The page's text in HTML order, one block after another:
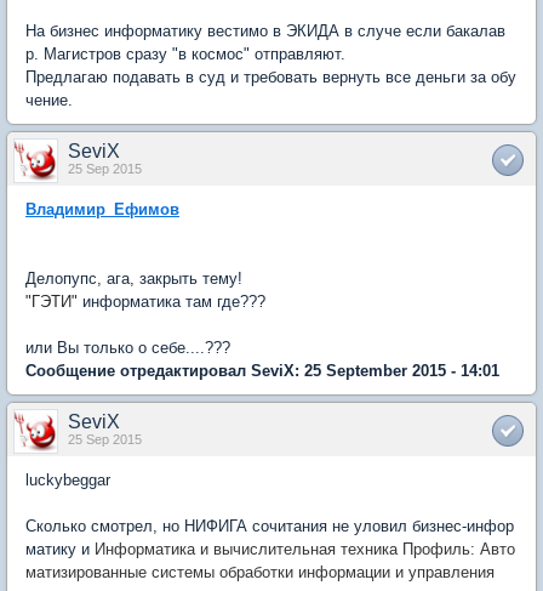
На бизнес информатику вестимо в ЭКИДА в случе если бакалав
р. Магистров сразу "в космос" отправляют.
Предлагаю подавать в суд и требовать вернуть все деньги за обу
чение.
SeviX
25 Sep 2015
Владимир_Ефимов
Делопупс, ага, закрыть тему!
"ГЭТИ" информатика там где???
или Вы только о себе....???
Сообщение отредактировал SeviX: 25 September 2015 - 14:01
SeviX
25 Sep 2015
luckybeggar
Сколько смотрел, но НИФИГА сочитания не уловил бизнес-инфор
матику и Информатика и вычислительная техника Профиль: Авто
матизированные системы обработки информации и управления